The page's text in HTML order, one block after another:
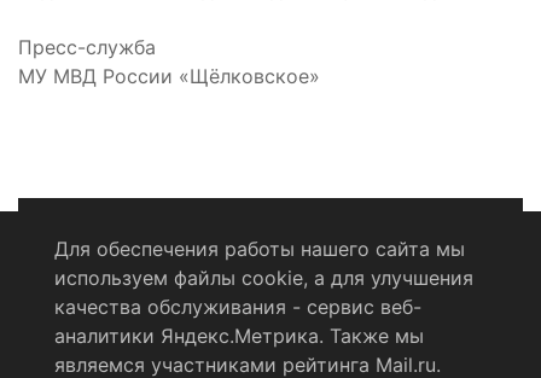
Пресс-служба
МУ МВД России «Щёлковское»
Политика конфиденциальности
Согласие на обработку персональных данных
Для обеспечения работы нашего сайта мы
используем файлы cookie, а для улучшения
качества обслуживания - сервис веб-
аналитики Яндекс.Метрика. Также мы
являемся участниками рейтинга Mail.ru.